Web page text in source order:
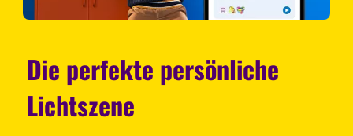
Die perfekte persönliche
Lichtszene